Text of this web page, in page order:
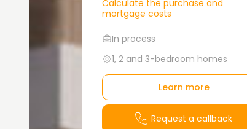
Calculate the purchase and
mortgage costs
In process
1, 2 and 3-bedroom homes
Learn more
Request a callback